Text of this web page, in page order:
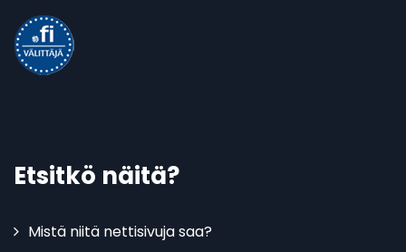
Etsitkö näitä?
Mistä niitä nettisivuja saa?